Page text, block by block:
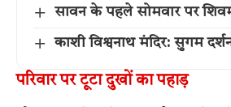
सावन के पहले सोमवार पर
काशी विश्वनाथ मंदिर: सुगम
परिवार पर टूटा दुखों का पहाड़